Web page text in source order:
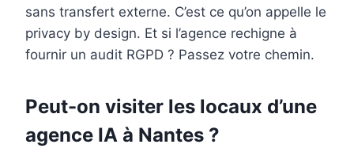
sans transfert externe. C’est ce qu’on appelle le
privacy by design. Et si l’agence rechigne à
fournir un audit RGPD ? Passez votre chemin.
Peut-on visiter les locaux d’une
agence IA à Nantes ?